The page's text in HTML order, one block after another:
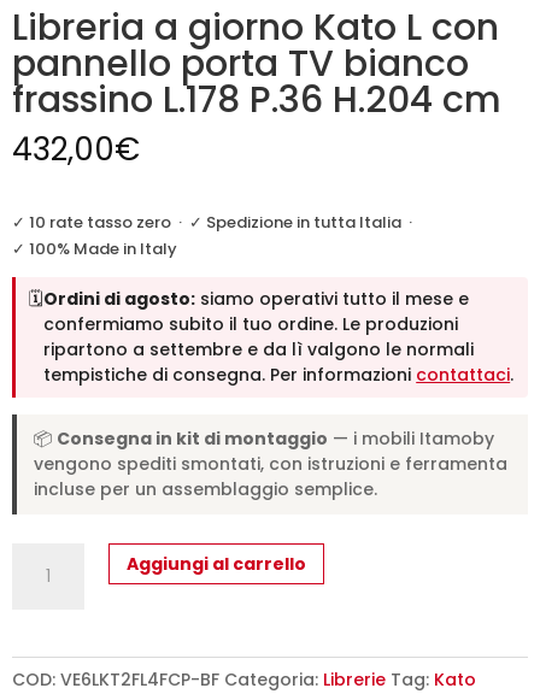
Libreria a giorno Kato L con
pannello porta TV bianco
frassino L.178 P.36 H.204 cm
432,00€
✓ 10 rate tasso zero · ✓ Spedizione in tutta Italia ·
✓ 100% Made in Italy
🗓️Ordini di agosto: siamo operativi tutto il mese e
confermiamo subito il tuo ordine. Le produzioni
ripartono a settembre e da lì valgono le normali
tempistiche di consegna. Per informazioni contattaci.
📦 Consegna in kit di montaggio — i mobili Itamoby
vengono spediti smontati, con istruzioni e ferramenta
incluse per un assemblaggio semplice.
L
Aggiungi al carrello
COD: VE6LKT2FL4FCP-BF Categoria: Librerie Tag: Kato